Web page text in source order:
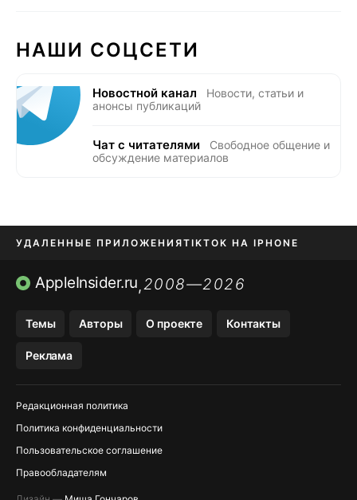
НАШИ СОЦСЕТИ
Новостной канал
Новости, статьи и
анонсы публикаций
Чат с читателями
Свободное общение и
обсуждение материалов
УДАЛЕННЫЕ ПРИЛОЖЕНИЯTIKTOK НА IPHONE
ПРИЛОЖЕНИЯ БЕЗ APP STORE
AppleInsider.ru,2008—2026
Темы Авторы О проекте Контакты
Реклама
Редакционная политика
Политика конфиденциальности
Пользовательское соглашение
Правообладателям